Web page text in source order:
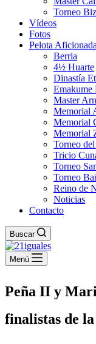
Torneo
Vídeos
Fotos
Pelota Aficionada
Berria
4½ Huarte
Dinastía
Emakume
Master
Memorial
Memorial
Memorial
Torneo
Tricio
Torneo
Torneo
Reino de
Noticias
Contacto
Buscar
Menú
Peña II y
finalistas de